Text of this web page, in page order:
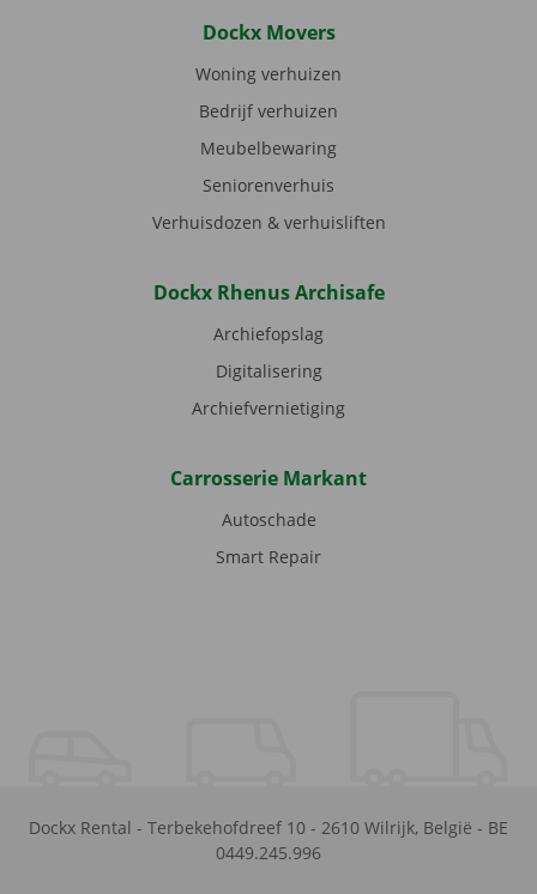
Dockx Movers
Woning verhuizen
Bedrijf verhuizen
Meubelbewaring
Seniorenverhuis
Verhuisdozen & verhuisliften
Dockx Rhenus Archisafe
Archiefopslag
Digitalisering
Archiefvernietiging
Carrosserie Markant
Autoschade
Smart Repair
Dockx Rental - Terbekehofdreef 10 - 2610 Wilrijk, België - BE
0449.245.996